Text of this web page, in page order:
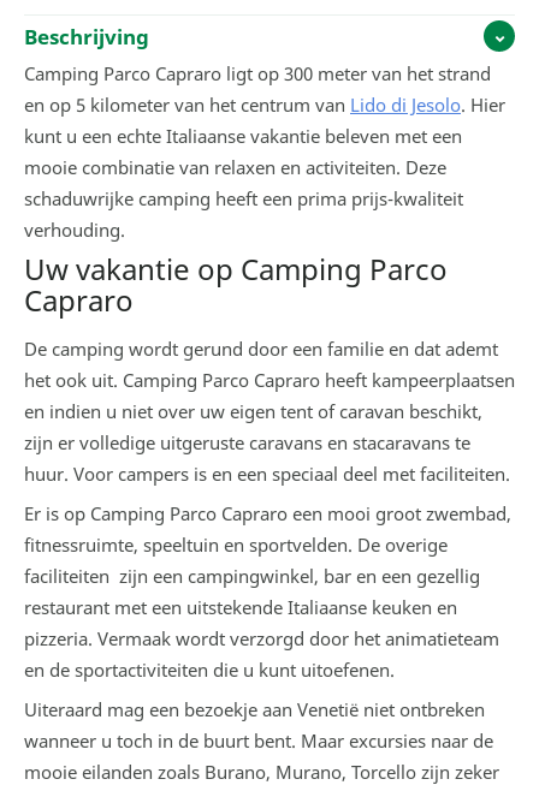
Beschrijving
Camping Parco Capraro ligt op 300 meter van het strand
en op 5 kilometer van het centrum van Lido di Jesolo. Hier
kunt u een echte Italiaanse vakantie beleven met een
mooie combinatie van relaxen en activiteiten. Deze
schaduwrijke camping heeft een prima prijs-kwaliteit
verhouding.
Uw vakantie op Camping Parco
Capraro
De camping wordt gerund door een familie en dat ademt
het ook uit. Camping Parco Capraro heeft kampeerplaatsen
en indien u niet over uw eigen tent of caravan beschikt,
zijn er volledige uitgeruste caravans en stacaravans te
huur. Voor campers is en een speciaal deel met faciliteiten.
Er is op Camping Parco Capraro een mooi groot zwembad,
fitnessruimte, speeltuin en sportvelden. De overige
faciliteiten zijn een campingwinkel, bar en een gezellig
restaurant met een uitstekende Italiaanse keuken en
pizzeria. Vermaak wordt verzorgd door het animatieteam
en de sportactiviteiten die u kunt uitoefenen.
Uiteraard mag een bezoekje aan Venetië niet ontbreken
wanneer u toch in de buurt bent. Maar excursies naar de
mooie eilanden zoals Burano, Murano, Torcello zijn zeker